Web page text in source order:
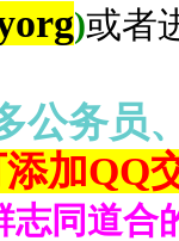
)或者
公务员
加QQ
志同道合